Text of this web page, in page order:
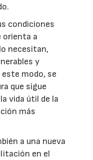
condiciones
orienta a
necesitan,
y
modo, se
que sigue
vida útil de la
más
a una nueva
en el